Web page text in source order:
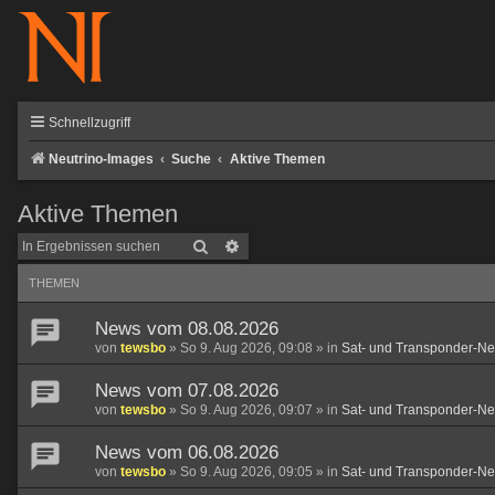
Schnellzugriff
Neutrino-Images Suche Aktive Themen
Aktive Themen
Suche
THEMEN
News vom 08.08.2026
von tewsbo » So 9. Aug 2026, 09:08 » in Sat- und Transponder-
News vom 07.08.2026
von tewsbo » So 9. Aug 2026, 09:07 » in Sat- und Transponder-
News vom 06.08.2026
von tewsbo » So 9. Aug 2026, 09:05 » in Sat- und Transponder-